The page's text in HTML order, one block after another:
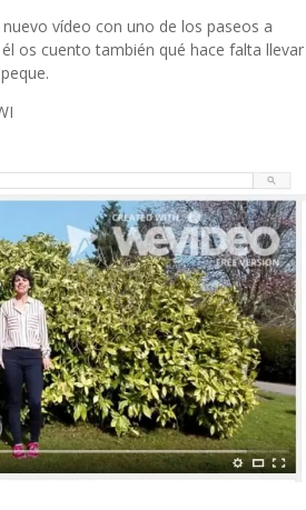
vídeo con uno de los paseos a
os cuento también qué hace falta llevar